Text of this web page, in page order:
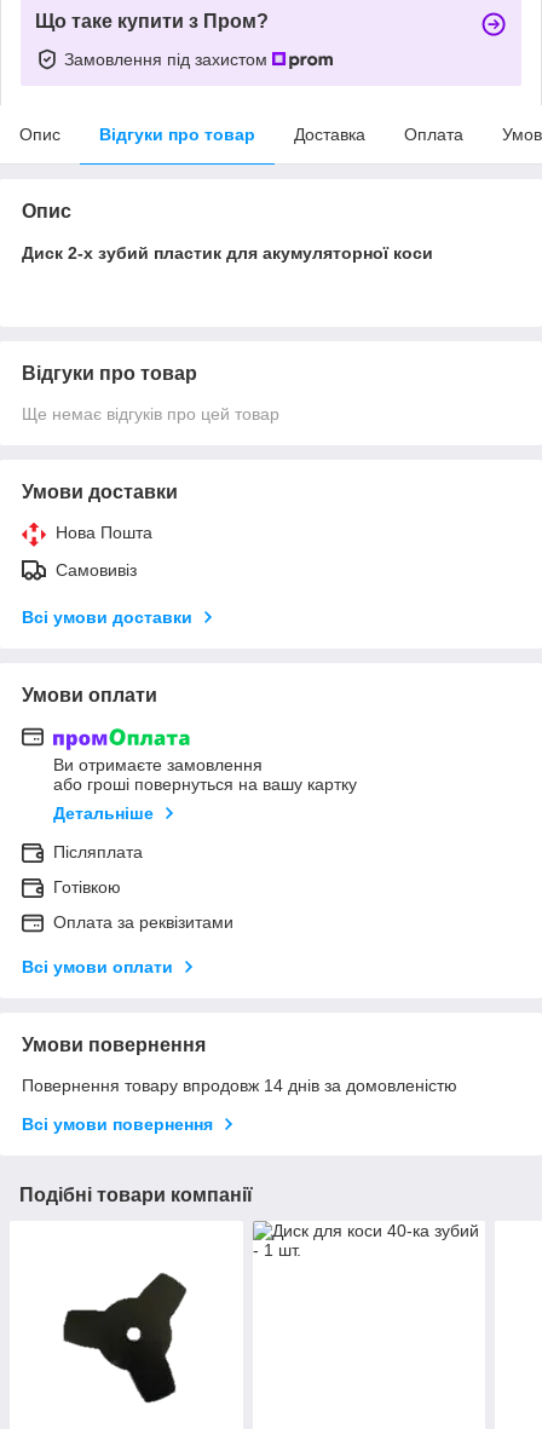
Що таке купити з Пром?
Замовлення під захистом
Опис Відгуки про товар Доставка Оплата
Опис
Диск 2-х зубий пластик для акумуляторної коси
Відгуки про товар
Ще немає відгуків про цей товар
Умови доставки
Нова Пошта
Самовивіз
Всі умови доставки
Умови оплати
Ви отримаєте замовлення
або гроші повернуться на вашу картку
Детальніше
Післяплата
Готівкою
Оплата за реквізитами
Всі умови оплати
Умови повернення
Повернення товару впродовж 14 днів за домовленістю
Всі умови повернення
Подібні товари компанії